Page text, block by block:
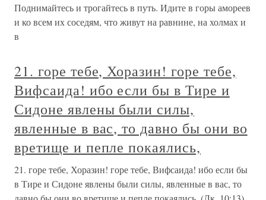
Поднимайтесь и трогайтесь в путь. Идите в горы амореев
и ко всем их соседям, что живут на равнине, на холмах и
в
21. горе тебе, Хоразин! горе тебе,
Вифсаида! ибо если бы в Тире и
Сидоне явлены были силы,
явленные в вас, то давно бы они во
вретище и пепле покаялись,
21. горе тебе, Хоразин! горе тебе, Вифсаида! ибо если бы
в Тире и Сидоне явлены были силы, явленные в вас, то